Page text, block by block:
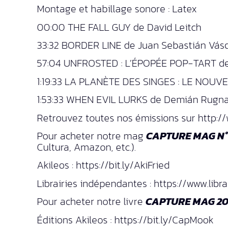
Montage et habillage sonore : Latex
00:00 THE FALL GUY de David Leitch
33:32 BORDER LINE de Juan Sebastián
57:04 UNFROSTED : L’ÉPOPÉE POP-TART
1:19:33 LA PLANÈTE DES SINGES : LE
1:53:33 WHEN EVIL LURKS de Demián
Retrouvez toutes nos émissions sur
Pour acheter notre mag CAPTURE MAG
Cultura, Amazon, etc.).
Akileos : https://bit.ly/AkiFried
Librairies indépendantes : https://
Pour acheter notre livre CAPTURE MAG
Éditions Akileos : https://bit.ly/CapMook